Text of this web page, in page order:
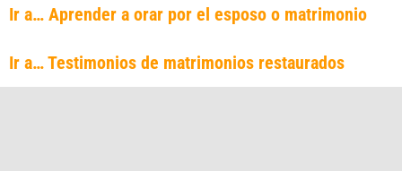
Ir a… Aprender a orar por el esposo o matrimonio
Ir a… Testimonios de matrimonios restaurados